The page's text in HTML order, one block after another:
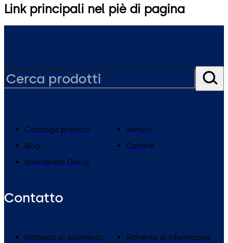
Link principali nel piè di pagina
Catalogo prodotti
Servizio
Blog
Carriere
dormakaba Group
Contatto
​Richiesta di assistenza
Richiesta di informazioni